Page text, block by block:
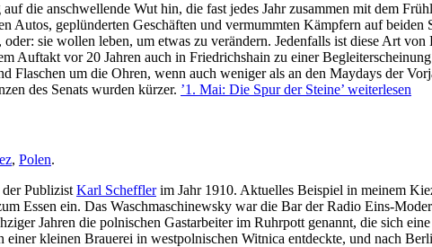
die anschwellende Wut hin, die fast jedes Jahr zusammen mit dem
Autos, geplünderten Geschäften und vermummten Kämpfern auf
oder: sie wollen leben, um etwas zu verändern. Jedenfalls ist diese Art
Auftakt vor 20 Jahren auch in Friedrichshain zu einer
Flaschen um die Ohren, wenn auch weniger als an den Maydays der
des Senats wurden kürzer. ’1. Mai: Die Spur der Steine’ weiterlesen
, Polen.
Publizist Karl Schefflerim Jahr 1910. Aktuelles Beispiel in meinem
Essen ein. Das Waschmaschinewsky war die Bar der Radio Eins-
Jahren die polnischen Gastarbeiter im Ruhrpott genannt, die sich
kleinen Brauerei in westpolnischen Witnica entdeckte, und nach